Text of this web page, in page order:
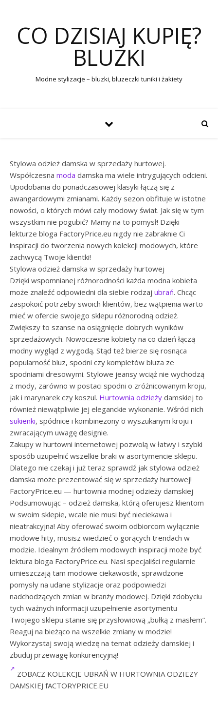
CO DZISIAJ KUPIĘ?
BLUZKI
Modne stylizacje – bluzki, bluzeczki tuniki i żakiety
Stylowa odzież damska w sprzedaży hurtowej.
Współczesna moda damska ma wiele intrygujących odcieni.
Upodobania do ponadczasowej klasyki łączą się z
awangardowymi zmianami. Każdy sezon obfituje w istotne
nowości, o których mówi cały modowy świat. Jak się w tym
wszystkim nie pogubić? Mamy na to pomysł! Dzięki
lekturze bloga FactoryPrice.eu nigdy nie zabraknie Ci
inspiracji do tworzenia nowych kolekcji modowych, które
zachwycą Twoje klientki!
Stylowa odzież damska w sprzedaży hurtowej
Dzięki wspomnianej różnorodności każda modna kobieta
może znaleźć odpowiedni dla siebie rodzaj ubrań. Chcąc
zaspokoić potrzeby swoich klientów, bez wątpienia warto
mieć w ofercie swojego sklepu różnorodną odzież.
Zwiększy to szanse na osiągnięcie dobrych wyników
sprzedażowych. Nowoczesne kobiety na co dzień łączą
modny wygląd z wygodą. Stąd też bierze się rosnąca
popularność bluz, spodni czy kompletów bluza ze
spodniami dresowymi. Stylowe jeansy wciąż nie wychodzą
z mody, zarówno w postaci spodni o zróżnicowanym kroju,
jak i marynarek czy koszul. Hurtownia odzieży damskiej to
również niewątpliwie jej eleganckie wykonanie. Wśród nich
sukienki, spódnice i kombinezony o wyszukanym kroju i
zwracającym uwagę designie.
Zakupy w hurtowni internetowej pozwolą w łatwy i szybki
sposób uzupełnić wszelkie braki w asortymencie sklepu.
Dlatego nie czekaj i już teraz sprawdź jak stylowa odzież
damska może prezentować się w sprzedaży hurtowej!
FactoryPrice.eu — hurtownia modnej odzieży damskiej
Podsumowując – odzież damska, którą oferujesz klientom
w swoim sklepie, wcale nie musi być nieciekawa i
nieatrakcyjna! Aby oferować swoim odbiorcom wyłącznie
modowe hity, musisz wiedzieć o gorących trendach w
modzie. Idealnym źródłem modowych inspiracji może być
lektura bloga FactoryPrice.eu. Nasi specjaliści regularnie
umieszczają tam modowe ciekawostki, sprawdzone
pomysły na udane stylizacje oraz podpowiedzi
nadchodzących zmian w branży modowej. Dzięki zdobyciu
tych ważnych informacji uzupełnienie asortymentu
Twojego sklepu stanie się przysłowiową „bułką z masłem”.
Reaguj na bieżąco na wszelkie zmiany w modzie!
Wykorzystaj swoją wiedzę na temat odzieży damskiej i
zbuduj przewagę konkurencyjną!
ZOBACZ KOLEKCJE UBRAŃ W HURTOWNIA ODZIEZY
DAMSKIEJ fACTORYPRICE.EU